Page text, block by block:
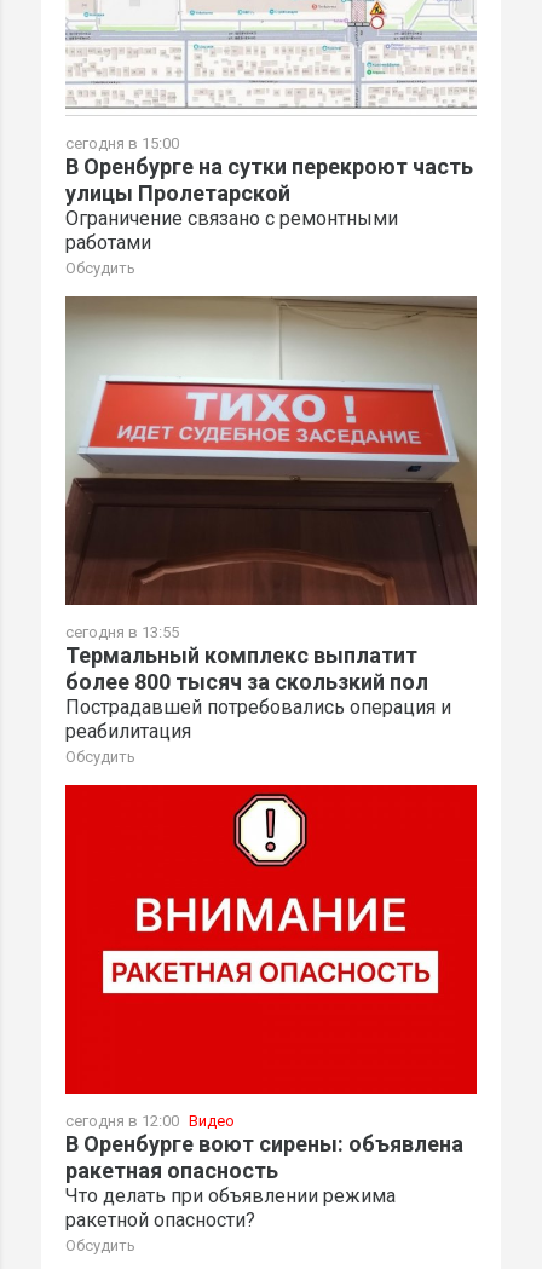
сегодня в 15:00
В Оренбурге на сутки перекроют часть
улицы Пролетарской
Ограничение связано с ремонтными
работами
Обсудить
сегодня в 13:55
Термальный комплекс выплатит
более 800 тысяч за скользкий пол
Пострадавшей потребовались операция и
реабилитация
Обсудить
сегодня в 12:00 Видео
В Оренбурге воют сирены: объявлена
ракетная опасность
Что делать при объявлении режима
ракетной опасности?
Обсудить